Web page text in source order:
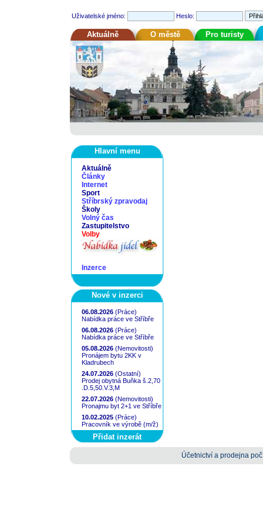
Uživatelské jméno: Heslo:
Aktuálně O městě Pro turisty
Hlavní menu
Aktuálně
Články
Internet
Sport
Stříbrský zpravodaj
Školy
Volný čas
Zastupitelstvo
Volby
Inzerce
Nové v inzerci
06.08.2026 (Práce)
Nabídka práce ve Stříbře
06.08.2026 (Práce)
Nabídka práce ve Stříbře
05.08.2026 (Nemovitosti)
Pronájem bytu 2KK v
Kladrubech
24.07.2026 (Ostatní)
Prodej obytná Buňka š.2,70
.D.5,50.V.3,M
22.07.2026 (Nemovitosti)
Pronajmu byt 2+1 ve Stříbře
10.02.2025 (Práce)
Pracovník ve výrobě (m/ž)
Přidat inzerát
Účetnictví a prodejna